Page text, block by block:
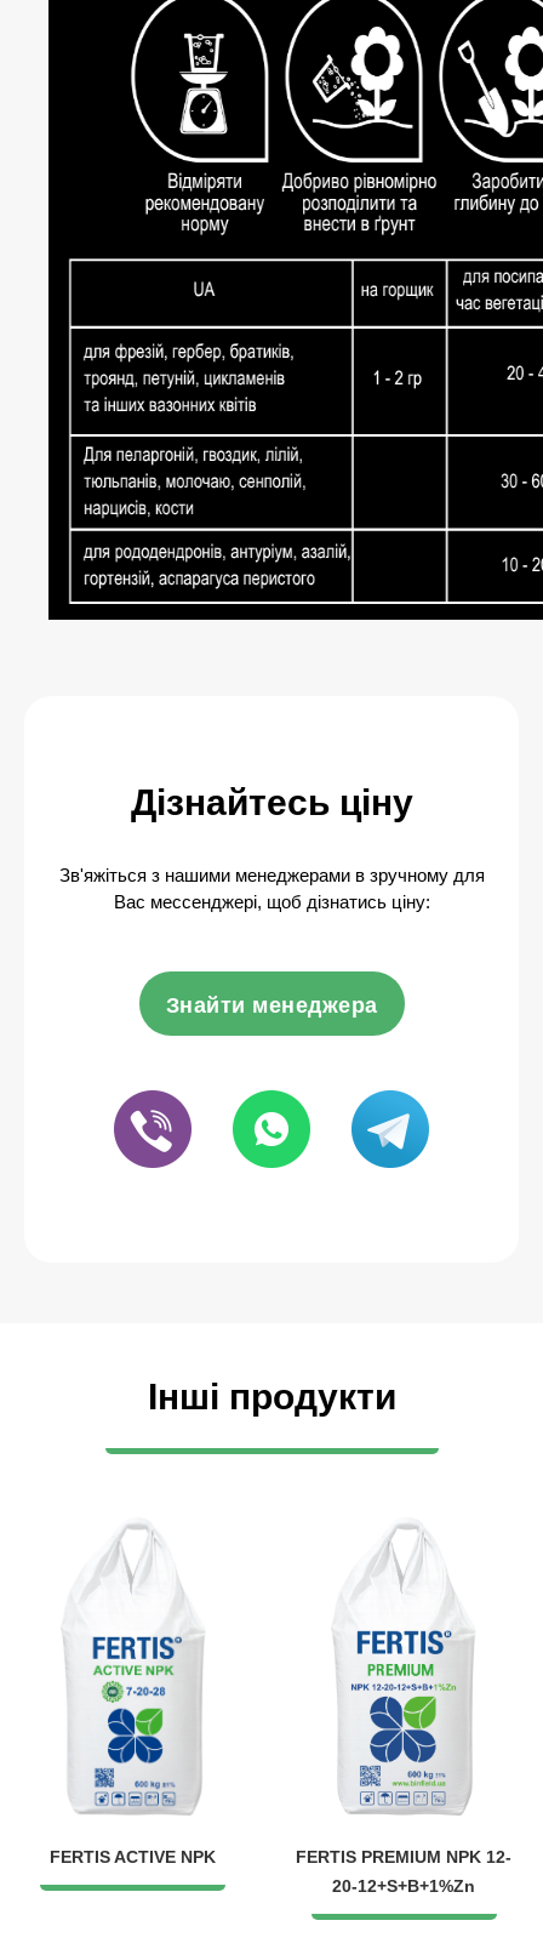
Дізнайтесь ціну
Зв'яжіться з нашими менеджерами в зручному для
Вас мессенджері, щоб дізнатись ціну:
Знайти менеджера
Інші продукти
FERTIS ACTIVE NPK
FERTIS PREMIUM NPK 12-
20-12+S+B+1%Zn